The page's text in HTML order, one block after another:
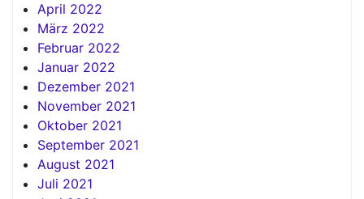
April 2022
März 2022
Februar 2022
Januar 2022
Dezember 2021
November 2021
Oktober 2021
September 2021
August 2021
Juli 2021